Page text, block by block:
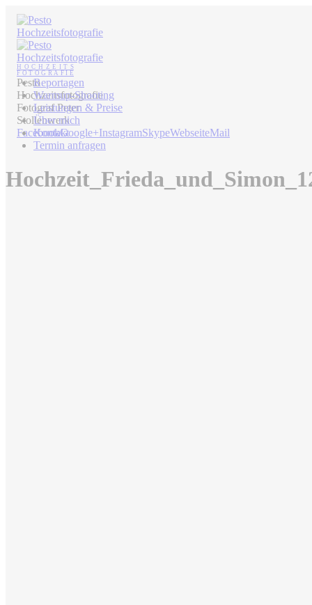
Pesto
Hochzeitsfotografie
Fotograf Peter
Stollenwerk
FacebookGoogle+InstagramSkypeWebseiteMail
Reportagen
Warmup-Shooting
Leistungen & Preise
Über mich
Kontakt
Termin anfragen